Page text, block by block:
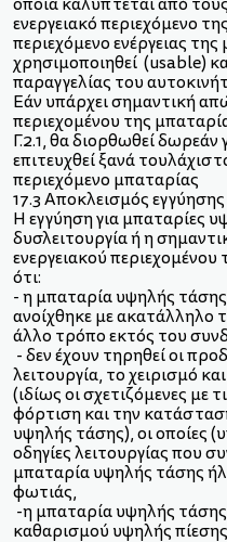
οποία καλύπτεται από
ενεργειακό περιεχόμενο
περιεχόμενο ενέργειας
χρησιμοποιηθεί (usable)
παραγγελίας του
Εάν υπάρχει σημαντική
περιεχομένου της
Γ.2.1, θα διορθωθεί
επιτευχθεί ξανά
περιεχόμενο μπαταρίας
17.3 Αποκλεισμός εγγύησης
Η εγγύηση για μπαταρίες
δυσλειτουργία ή η
ενεργειακού
ότι:
- η μπαταρία υψηλής
ανοίχθηκε με ακατάλληλο
άλλο τρόπο εκτός του
- δεν έχουν τηρηθεί οι
λειτουργία, το χειρισμό
(ιδίως οι σχετιζόμενες με
φόρτιση και την
υψηλής τάσης), οι οποίες
οδηγίες λειτουργίας που
μπαταρία υψηλής τάσης
φωτιάς,
-η μπαταρία υψηλής
καθαρισμού υψηλής